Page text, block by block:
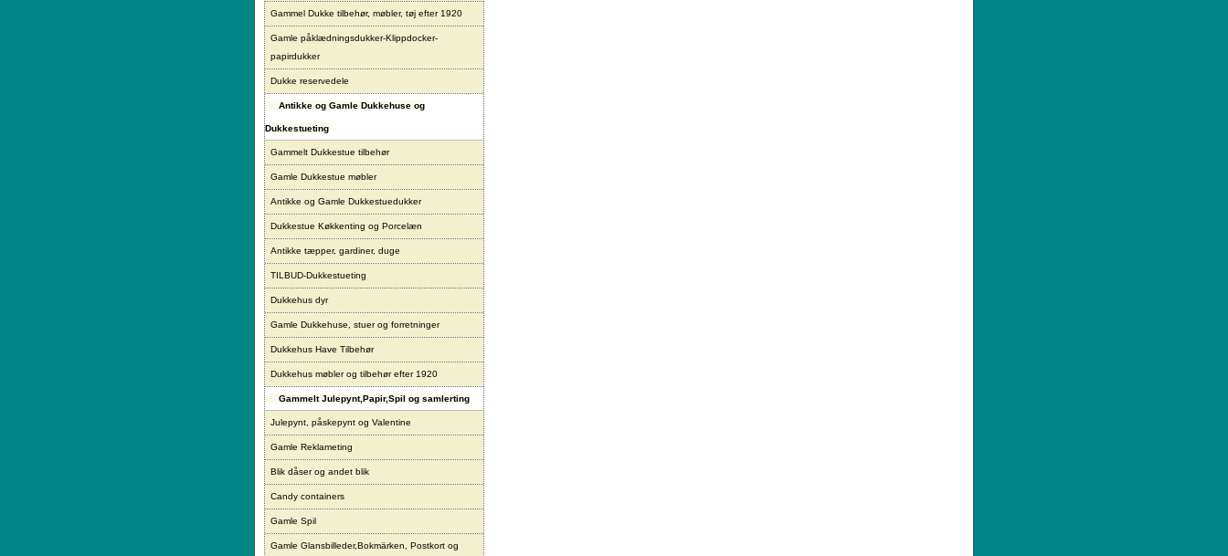
Gammel Dukke tilbehør, møbler, tøj efter 1920
Gamle påklædningsdukker-Klippdocker-
papirdukker
Dukke reservedele
Antikke og Gamle Dukkehuse og
Dukkestueting
Gammelt Dukkestue tilbehør
Gamle Dukkestue møbler
Antikke og Gamle Dukkestuedukker
Dukkestue Køkkenting og Porcelæn
Antikke tæpper, gardiner, duge
TILBUD-Dukkestueting
Dukkehus dyr
Gamle Dukkehuse, stuer og forretninger
Dukkehus Have Tilbehør
Dukkehus møbler og tilbehør efter 1920
Gammelt Julepynt,Papir,Spil og samlerting
Julepynt, påskepynt og Valentine
Gamle Reklameting
Blik dåser og andet blik
Candy containers
Gamle Spil
Gamle Glansbilleder,Bokmärken, Postkort og